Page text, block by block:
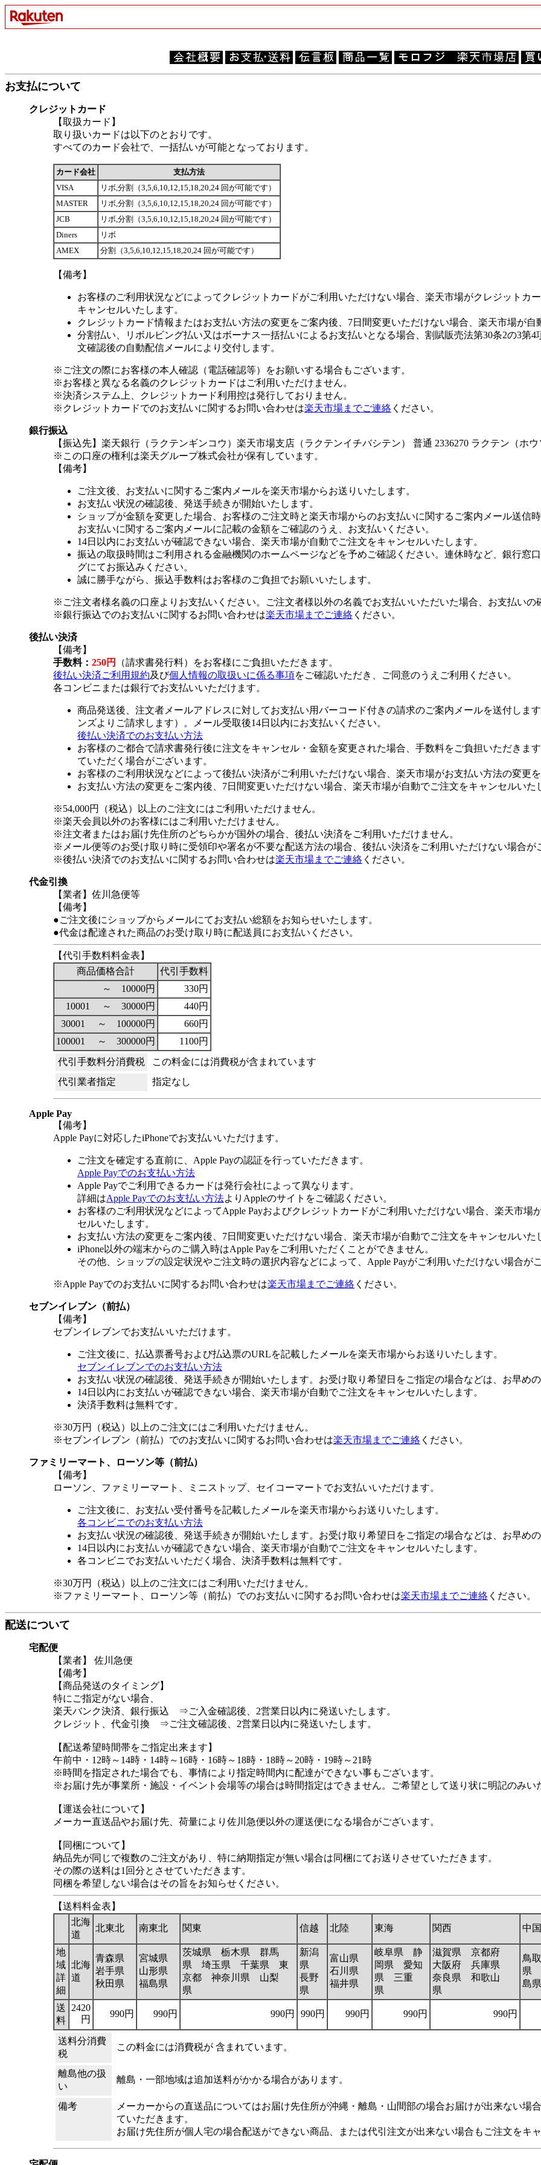
お支払について
クレジットカード
【取扱カード】
取り扱いカードは以下のとおりです。
すべてのカード会社で、一括払いが可能となっております。
カード会社
支払方法
VISA
リボ,分割（3,5,6,10,12,15,18,20,24 回が可能です）
MASTER
リボ,分割（3,5,6,10,12,15,18,20,24 回が可能です）
JCB
リボ,分割（3,5,6,10,12,15,18,20,24 回が可能です）
Diners
リボ
AMEX
分割（3,5,6,10,12,15,18,20,24 回が可能です）
【備考】
お客様のご利用状況などによってクレジットカードがご利用いただけない場合、楽天市場がクレジットカ
キャンセルいたします。
クレジットカード情報またはお支払い方法の変更をご案内後、7日間変更いただけない場合、楽天市場が自
分割払い、リボルビング払い又はボーナス一括払いによるお支払いとなる場合、割賦販売法第30条2の3第
文確認後の自動配信メールにより交付します。
※ご注文の際にお客様の本人確認（電話確認等）をお願いする場合もございます。
※お客様と異なる名義のクレジットカードはご利用いただけません。
※決済システム上、クレジットカード利用控は発行しておりません。
※クレジットカードでのお支払いに関するお問い合わせは楽天市場までご連絡 ください。
銀行振込
【振込先】楽天銀行（ラクテンギンコウ）楽天市場支店（ラクテンイチバシテン） 普通 2336270 ラクテン（ホ
※この口座の権利は楽天グループ株式会社が保有しています。
【備考】
ご注文後、お支払いに関するご案内メールを楽天市場からお送りいたします。
お支払い状況の確認後、発送手続きが開始いたします。
ショップが金額を変更した場合、お客様のご注文時と楽天市場からのお支払いに関するご案内メール送信時
お支払いに関するご案内メールに記載の金額をご確認のうえ、お支払いください。
14日以内にお支払いが確認できない場合、楽天市場が自動でご注文をキャンセルいたします。
振込の取扱時間はご利用される金融機関のホームページなどを予めご確認ください。連休時など、銀行窓
グにてお振込みください。
誠に勝手ながら、振込手数料はお客様のご負担でお願いいたします。
※ご注文者様名義の口座よりお支払いください。ご注文者様以外の名義でお支払いいただいた場合、お支払いの
※銀行振込でのお支払いに関するお問い合わせは楽天市場までご連絡 ください。
後払い決済
【備考】
手数料： 250円
（請求書発行料）をお客様にご負担いただきます。
後払い決済ご利用規約及び個人情報の取扱いに係る事項をご確認いただき、ご同意のうえご利用ください。
各コンビニまたは銀行でお支払いいただけます。
商品発送後、注文者メールアドレスに対してお支払い用バーコード付きの請求のご案内メールを送付しま
ンズよりご請求します）。メール受取後14日以内にお支払いください。
後払い決済でのお支払い方法
お客様のご都合で請求書発行後に注文をキャンセル・金額を変更された場合、手数料をご負担いただきま
ていただく場合がございます。
お客様のご利用状況などによって後払い決済がご利用いただけない場合、楽天市場がお支払い方法の変更を
お支払い方法の変更をご案内後、7日間変更いただけない場合、楽天市場が自動でご注文をキャンセルいた
※54,000円（税込）以上のご注文にはご利用いただけません。
※楽天会員以外のお客様にはご利用いただけません。
※注文者またはお届け先住所のどちらかが国外の場合、後払い決済をご利用いただけません。
※メール便等のお受け取り時に受領印や署名が不要な配送方法の場合、後払い決済をご利用いただけない場合が
※後払い決済でのお支払いに関するお問い合わせは楽天市場までご連絡 ください。
代金引換
【業者】佐川急便等
【備考】
●ご注文後にショップからメールにてお支払い総額をお知らせいたします。
●代金は配達された商品のお受け取り時に配送員にお支払いください。
【代引手数料料金表】
商品価格合計
代引手数料
～ 10000円
330円
10001 ～ 30000円
440円
30001 ～ 100000円
660円
100001 ～ 300000円
1100円
代引手数料分消費税
この料金には消費税が含まれています
代引業者指定
指定なし
Apple Pay
【備考】
Apple Payに対応したiPhoneでお支払いいただけます。
ご注文を確定する直前に、Apple Payの認証を行っていただきます。
Apple Payでのお支払い方法
Apple Payでご利用できるカードは発行会社によって異なります。
詳細はApple Payでのお支払い方法よりAppleのサイトをご確認ください。
お客様のご利用状況などによってApple Payおよびクレジットカードがご利用いただけない場合、楽天市
セルいたします。
お支払い方法の変更をご案内後、7日間変更いただけない場合、楽天市場が自動でご注文をキャンセルいた
iPhone以外の端末からのご購入時はApple Payをご利用いただくことができません。
その他、ショップの設定状況やご注文時の選択内容などによって、Apple Payがご利用いただけない場合が
※Apple Payでのお支払いに関するお問い合わせは楽天市場までご連絡 ください。
セブンイレブン（前払）
【備考】
セブンイレブンでお支払いいただけます。
ご注文後に、払込票番号および払込票のURLを記載したメールを楽天市場からお送りいたします。
セブンイレブンでのお支払い方法
お支払い状況の確認後、発送手続きが開始いたします。お受け取り希望日をご指定の場合などは、お早め
14日以内にお支払いが確認できない場合、楽天市場が自動でご注文をキャンセルいたします。
決済手数料は無料です。
※30万円（税込）以上のご注文にはご利用いただけません。
※セブンイレブン（前払）でのお支払いに関するお問い合わせは楽天市場までご連絡 ください。
ファミリーマート、ローソン等（前払）
【備考】
ローソン、ファミリーマート、ミニストップ、セイコーマートでお支払いいただけます。
ご注文後に、お支払い受付番号を記載したメールを楽天市場からお送りいたします。
各コンビニでのお支払い方法
お支払い状況の確認後、発送手続きが開始いたします。お受け取り希望日をご指定の場合などは、お早め
14日以内にお支払いが確認できない場合、楽天市場が自動でご注文をキャンセルいたします。
各コンビニでお支払いいただく場合、決済手数料は無料です。
※30万円（税込）以上のご注文にはご利用いただけません。
※ファミリーマート、ローソン等（前払）でのお支払いに関するお問い合わせは楽天市場までご連絡 ください。
配送について
宅配便
【業者】 佐川急便
【備考】
【商品発送のタイミング】
特にご指定がない場合、
楽天バンク決済、銀行振込 ⇒ご入金確認後、2営業日以内に発送いたします。
クレジット、代金引換 ⇒ご注文確認後、2営業日以内に発送いたします。
【配送希望時間帯をご指定出来ます】
午前中・12時～14時・14時～16時・16時～18時・18時～20時・19時～21時
※時間を指定された場合でも、事情により指定時間内に配達ができない事もございます。
※お届け先が事業所・施設・イベント会場等の場合は時間指定はできません。ご希望として送り状に明記のみい
【運送会社について】
メーカー直送品やお届け先、荷量により佐川急便以外の運送便になる場合がございます。
【同梱について】
納品先が同じで複数のご注文があり、特に納期指定が無い場合は同梱にてお送りさせていただきます。
その際の送料は1回分とさせていただきます。
同梱を希望しない場合はその旨をお知らせください。
【送料料金表】
北海
道
北東北 南東北 関東 信越 北陸 東海 関西 中国
地
域
詳
細
北海
道
青森県
岩手県
秋田県
宮城県
山形県
福島県
茨城県 栃木県 群馬
県 埼玉県 千葉県 東
京都 神奈川県 山梨
県
新潟
県
長野
県
富山県
石川県
福井県
岐阜県 静
岡県 愛知
県 三重
県
滋賀県 京都府
大阪府 兵庫県
奈良県 和歌山
県
鳥
県
島
送
料
2420
円
990円 990円 990円 990円 990円 990円 990円
送料分消費
税
この料金には消費税が 含まれています。
離島他の扱
い
離島・一部地域は追加送料がかかる場合があります。
備考
メーカーからの直送品についてはお届け先住所が沖縄・離島・山間部の場合お届けが出来ない場
ていただきます。
お届け先住所が個人宅の場合配送ができない商品、または代引注文が出来ない場合もご注文をキ